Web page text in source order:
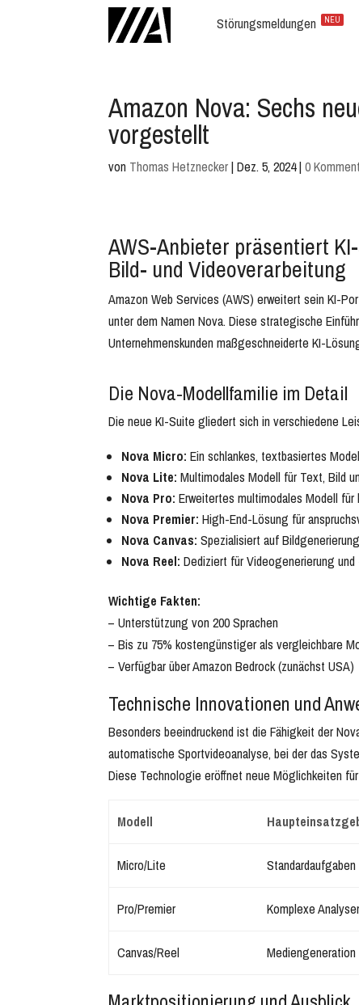
Störungsmeldungen NEU
Amazon Nova: Sechs
vorgestellt
von Thomas Hetznecker|Dez. 5, 2024|0
AWS-Anbieter präsentiert
Bild- und Videoverarbeitung
Amazon Web Services (AWS) erweitert sein KI-
unter dem Namen Nova. Diese strategische
Unternehmenskunden maßgeschneiderte KI-
Die Nova-Modellfamilie im Detail
Die neue KI-Suite gliedert sich in verschiedene
Nova Micro: Ein schlankes, textbasiertes
Nova Lite: Multimodales Modell für Text, Bild
Nova Pro: Erweitertes multimodales Modell
Nova Premier: High-End-Lösung für
Nova Canvas: Spezialisiert auf Bildgenerierung
Nova Reel: Dediziert für Videogenerierung und
Wichtige Fakten:
– Unterstützung von 200 Sprachen
– Bis zu 75% kostengünstiger als vergleichbare
– Verfügbar über Amazon Bedrock (zunächst USA)
Technische Innovationen und
Besonders beeindruckend ist die Fähigkeit der
automatische Sportvideoanalyse, bei der das
Diese Technologie eröffnet neue Möglichkeiten
Modell
Micro/Lite Standardaufgaben
Pro/Premier Komplexe
Canvas/Reel Mediengeneration